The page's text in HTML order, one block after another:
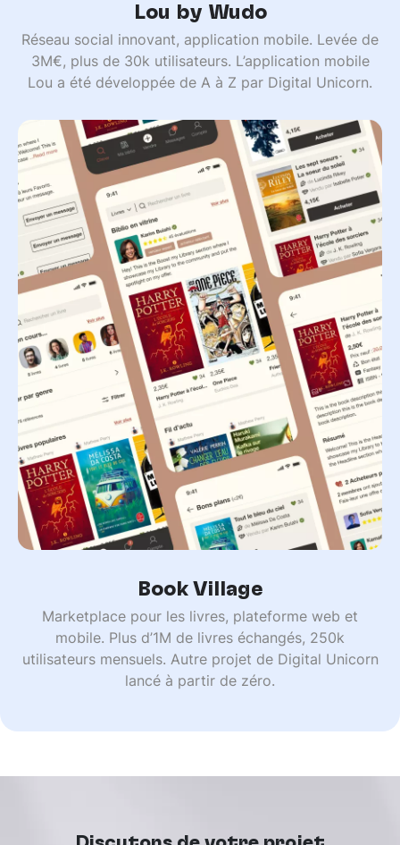
Lou by Wudo
Réseau social innovant, application mobile. Levée de
3M€, plus de 30k utilisateurs. L’application mobile
Lou a été développée de A à Z par Digital Unicorn.
Book Village
Marketplace pour les livres, plateforme web et
mobile. Plus d’1M de livres échangés, 250k
utilisateurs mensuels. Autre projet de Digital Unicorn
lancé à partir de zéro.